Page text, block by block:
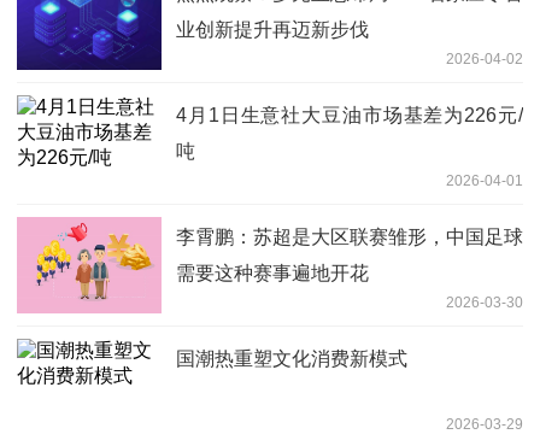
业创新提升再迈新步伐
2026-04-02
4月1日生意社大豆油市场基差为226元/
吨
2026-04-01
李霄鹏：苏超是大区联赛雏形，中国足球
需要这种赛事遍地开花
2026-03-30
国潮热重塑文化消费新模式
2026-03-29